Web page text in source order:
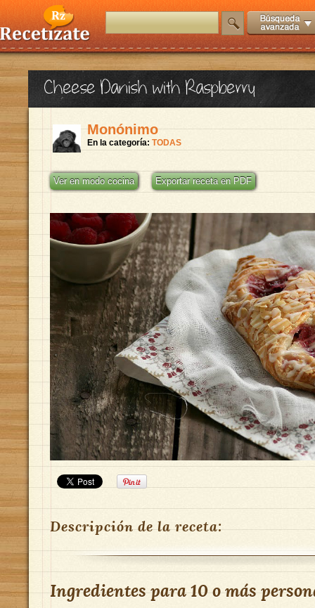
Cheese Danish with Raspberry
Monónimo
En la categoría: TODAS
Ver en modo cocina Exportar receta en PDF
Descripción de la receta:
Ingredientes para10 o más